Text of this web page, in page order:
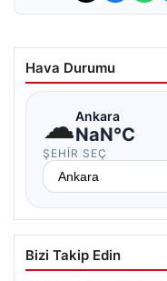
Hava Durumu
☁Ankara
NaN°C
ŞEHIR SEÇ
Bizi Takip Edin